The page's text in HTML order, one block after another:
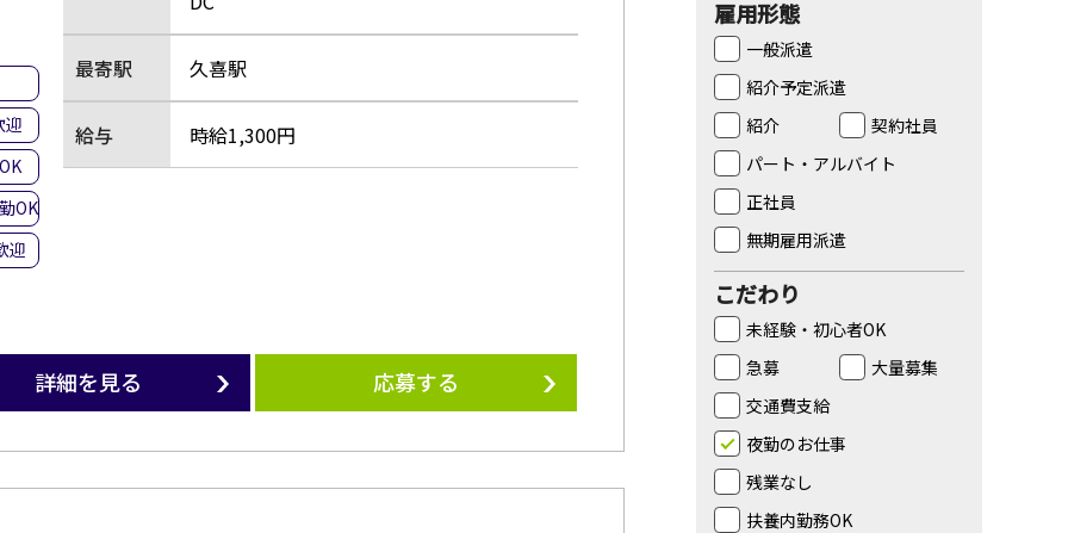
迎
OK
迎
最寄駅 久喜駅
給与 時給1,300円
詳細を見る 応募する
雇用形態
一般派遣
紹介予定派遣
紹介
契約社員
パート・アルバイト
正社員
無期雇用派遣
こだわり
未経験・初心者OK
急募
大量募集
交通費支給
夜勤のお仕事
残業なし
扶養内勤務OK